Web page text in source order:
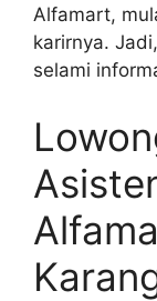
Alfamart,
karirnya.
selami